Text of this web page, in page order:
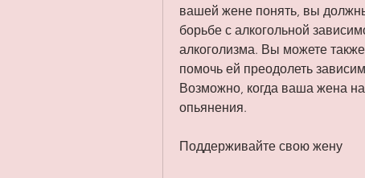
вашей жене понять, вы
борьбе с алкогольной
алкоголизма. Вы можете
помочь ей преодолеть
Возможно, когда ваша жена
опьянения.
Поддерживайте свою жену